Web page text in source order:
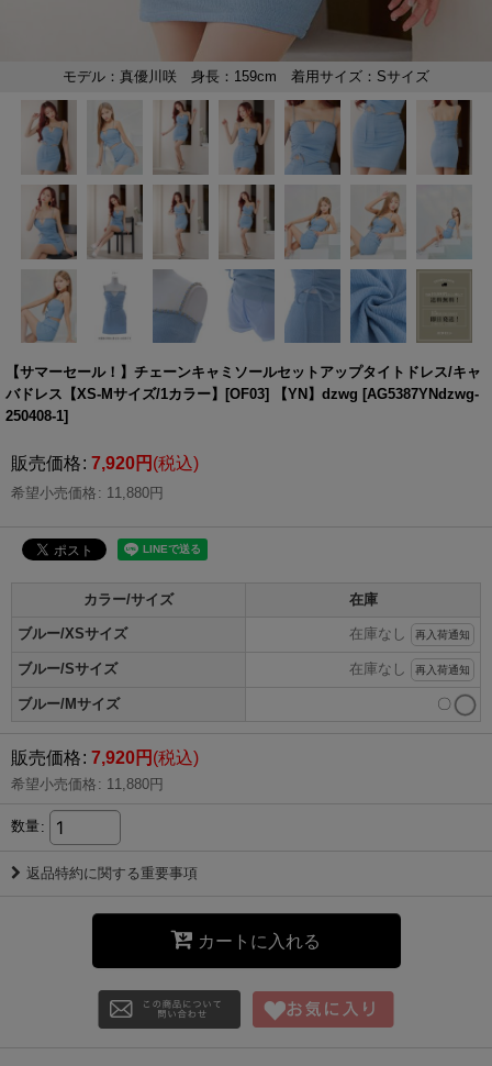
【サマーセール！】チェーンキャミソールセットアップタイトドレス/キャ
バドレス【XS-Mサイズ/1カラー】[OF03] 【YN】dzwg [AG5387YNdzwg-
250408-1]
販売価格: 7,920円 (税込)
希望小売価格 : 11,880円
カラー/サイズ 在庫
ブルー/XSサイズ 在庫なし 再入荷通知
ブルー/Sサイズ 在庫なし 再入荷通知
ブルー/Mサイズ 〇
販売価格: 7,920円 (税込)
希望小売価格 : 11,880円
数量:
返品特約に関する重要事項
カートに入れる